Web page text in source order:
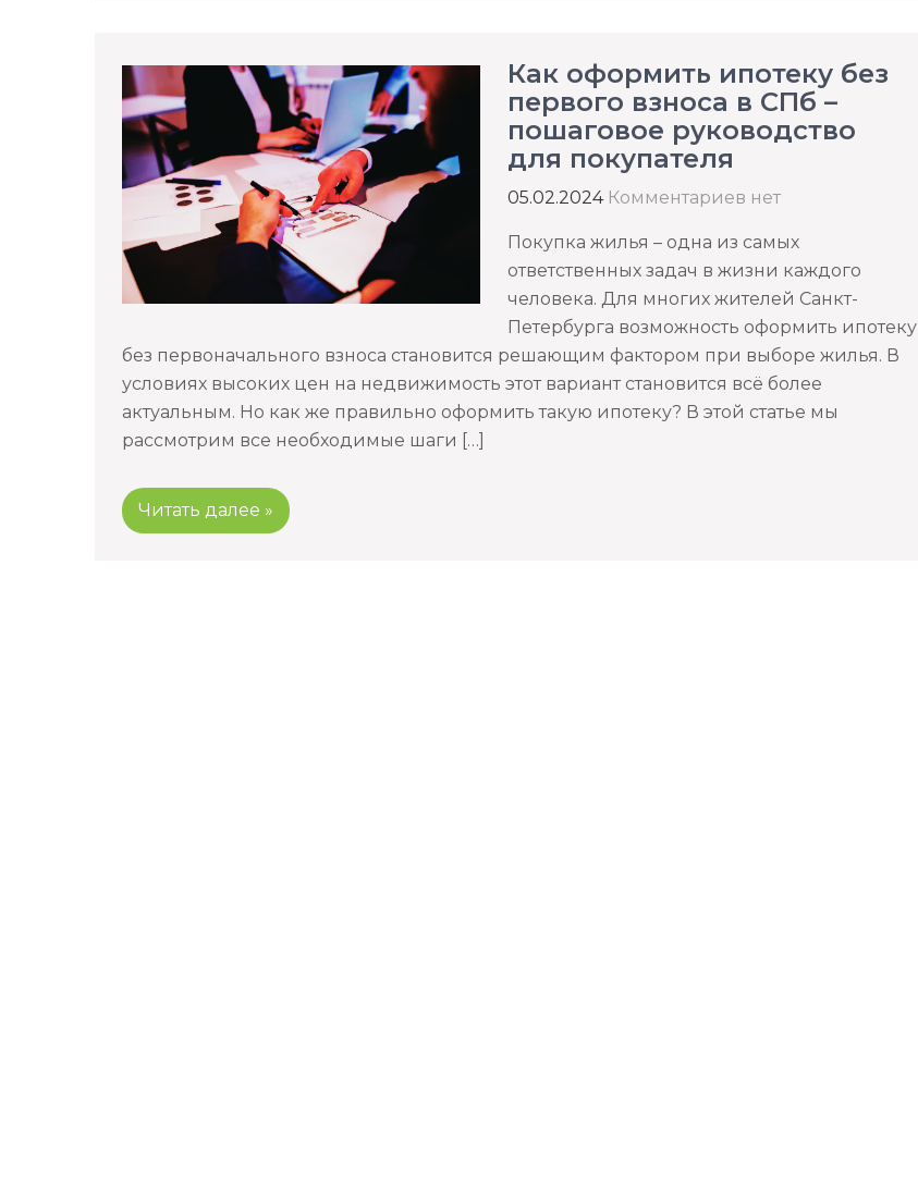
Как оформить ипотеку без
первого взноса в СПб –
пошаговое руководство
для покупателя
05.02.2024 Комментариев нет
Покупка жилья – одна из самых
ответственных задач в жизни каждого
человека. Для многих жителей Санкт-
Петербурга возможность оформить ипотеку
без первоначального взноса становится решающим фактором при выборе жилья. В
условиях высоких цен на недвижимость этот вариант становится всё более
актуальным. Но как же правильно оформить такую ипотеку? В этой статье мы
рассмотрим все необходимые шаги […]
Читать далее »